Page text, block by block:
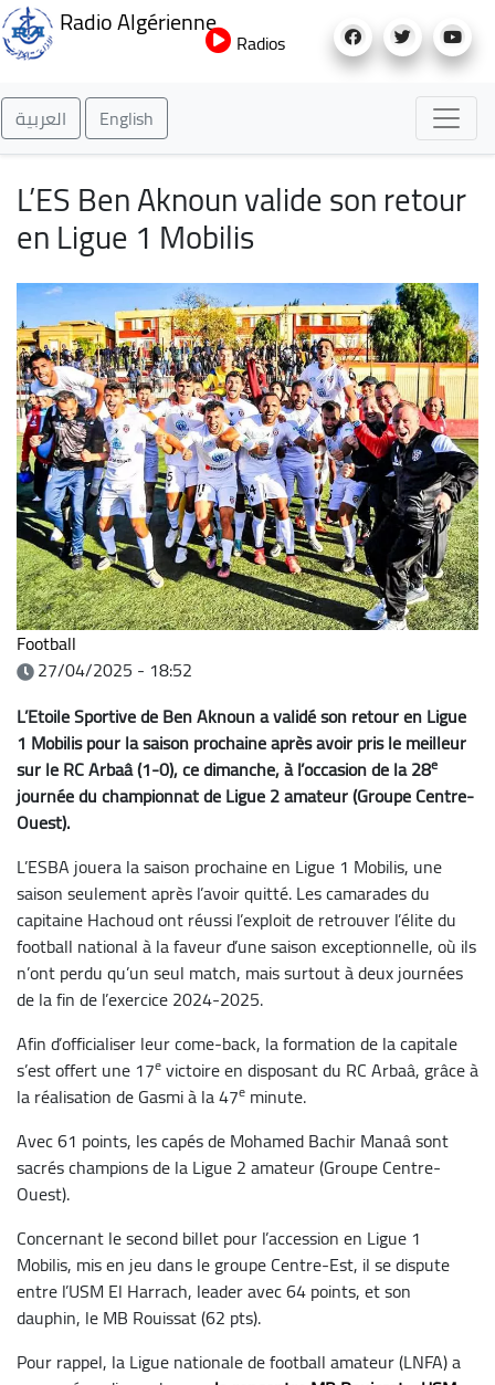
au
Radio Algérienne
Radios
العربية English
L’ES Ben Aknoun valide son retour
en Ligue 1 Mobilis
Football
27/04/2025 - 18:52
L’Etoile Sportive de Ben Aknoun a validé son retour en Ligue
1 Mobilis pour la saison prochaine après avoir pris le meilleur
sur le RC Arbaâ (1-0), ce dimanche, à l’occasion de la 28e
journée du championnat de Ligue 2 amateur (Groupe Centre-
Ouest).
L’ESBA jouera la saison prochaine en Ligue 1 Mobilis, une
saison seulement après l’avoir quitté. Les camarades du
capitaine Hachoud ont réussi l’exploit de retrouver l’élite du
football national à la faveur d’une saison exceptionnelle, où ils
n’ont perdu qu’un seul match, mais surtout à deux journées
de la fin de l’exercice 2024-2025.
Afin d’officialiser leur come-back, la formation de la capitale
s’est offert une 17evictoire en disposant du RC Arbaâ, grâce à
la réalisation de Gasmi à la 47e minute.
Avec 61 points, les capés de Mohamed Bachir Manaâ sont
sacrés champions de la Ligue 2 amateur (Groupe Centre-
Ouest).
Concernant le second billet pour l’accession en Ligue 1
Mobilis, mis en jeu dans le groupe Centre-Est, il se dispute
entre l’USM El Harrach, leader avec 64 points, et son
dauphin, le MB Rouissat (62 pts).
Pour rappel, la Ligue nationale de football amateur (LNFA) a